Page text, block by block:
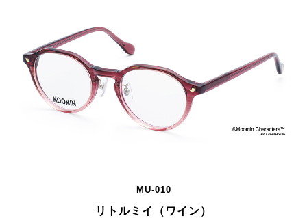
MU-010
リトルミイ（ワイン）